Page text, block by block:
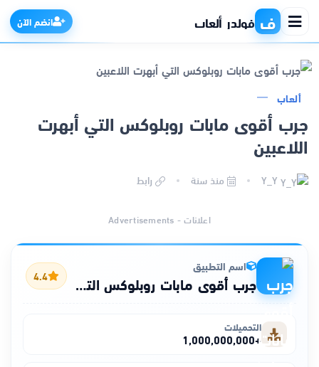
ف فولدر ألعاب انضم الآن
الرئيسية
التطبيقات
الألعاب
ذكاء اصطناعي
ألعاب
جرب أقوى مابات روبلوكس التي أبهرت
اللاعبين
منذ سنة رابط
اعلانات - Advertisements
اسم التطبيق
جرب أقوى مابات روبلوكس التي أبهرت اللاعبين 4.4
التحميلات
+1,000,000,000